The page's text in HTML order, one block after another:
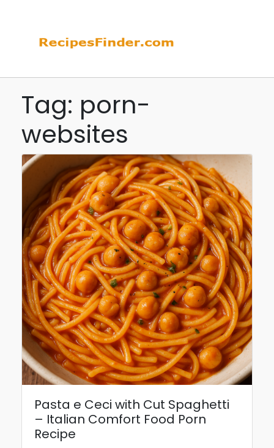
Tag: porn-
websites
Pasta e Ceci with Cut Spaghetti
– Italian Comfort Food Porn
Recipe